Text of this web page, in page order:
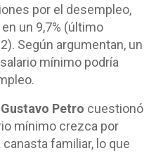
por el desempleo,
un 9,7% (último
Según argumentan, un
mínimo podría
Gustavo Petro cuestionó
mínimo crezca por
familiar, lo que